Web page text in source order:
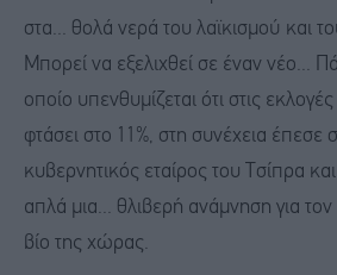
στα... θολά νερά του λαϊκισμού και
Μπορεί να εξελιχθεί σε έναν νέο...
οποίο υπενθυμίζεται ότι στις
φτάσει στο 11%, στη συνέχεια έπεσε
κυβερνητικός εταίρος του Τσίπρα
απλά μια... θλιβερή ανάμνηση για
βίο της χώρας.